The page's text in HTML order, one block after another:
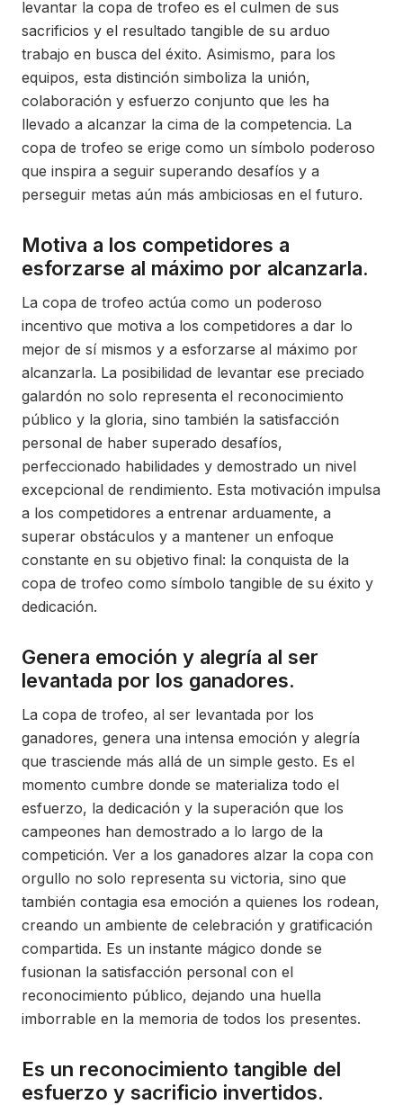
levantar la copa de trofeo es el culmen de sus
sacrificios y el resultado tangible de su arduo
trabajo en busca del éxito. Asimismo, para los
equipos, esta distinción simboliza la unión,
colaboración y esfuerzo conjunto que les ha
llevado a alcanzar la cima de la competencia. La
copa de trofeo se erige como un símbolo poderoso
que inspira a seguir superando desafíos y a
perseguir metas aún más ambiciosas en el futuro.
Motiva a los competidores a
esforzarse al máximo por alcanzarla.
La copa de trofeo actúa como un poderoso
incentivo que motiva a los competidores a dar lo
mejor de sí mismos y a esforzarse al máximo por
alcanzarla. La posibilidad de levantar ese preciado
galardón no solo representa el reconocimiento
público y la gloria, sino también la satisfacción
personal de haber superado desafíos,
perfeccionado habilidades y demostrado un nivel
excepcional de rendimiento. Esta motivación impulsa
a los competidores a entrenar arduamente, a
superar obstáculos y a mantener un enfoque
constante en su objetivo final: la conquista de la
copa de trofeo como símbolo tangible de su éxito y
dedicación.
Genera emoción y alegría al ser
levantada por los ganadores.
La copa de trofeo, al ser levantada por los
ganadores, genera una intensa emoción y alegría
que trasciende más allá de un simple gesto. Es el
momento cumbre donde se materializa todo el
esfuerzo, la dedicación y la superación que los
campeones han demostrado a lo largo de la
competición. Ver a los ganadores alzar la copa con
orgullo no solo representa su victoria, sino que
también contagia esa emoción a quienes los rodean,
creando un ambiente de celebración y gratificación
compartida. Es un instante mágico donde se
fusionan la satisfacción personal con el
reconocimiento público, dejando una huella
imborrable en la memoria de todos los presentes.
Es un reconocimiento tangible del
esfuerzo y sacrificio invertidos.